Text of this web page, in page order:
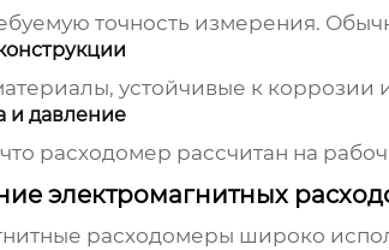
точность измерения.
устойчивые к
и давление
расходомер рассчитан на
электромагнитных
расходомеры широко